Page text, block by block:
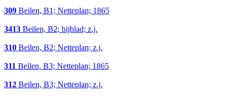
309 Beilen, B1; Netteplan; 1865
3413 Beilen, B2; bijblad; z.j.
310 Beilen, B2; Netteplan; z.j.
311 Beilen, B3; Netteplan; 1865
312 Beilen, B3; Netteplan; z.j.